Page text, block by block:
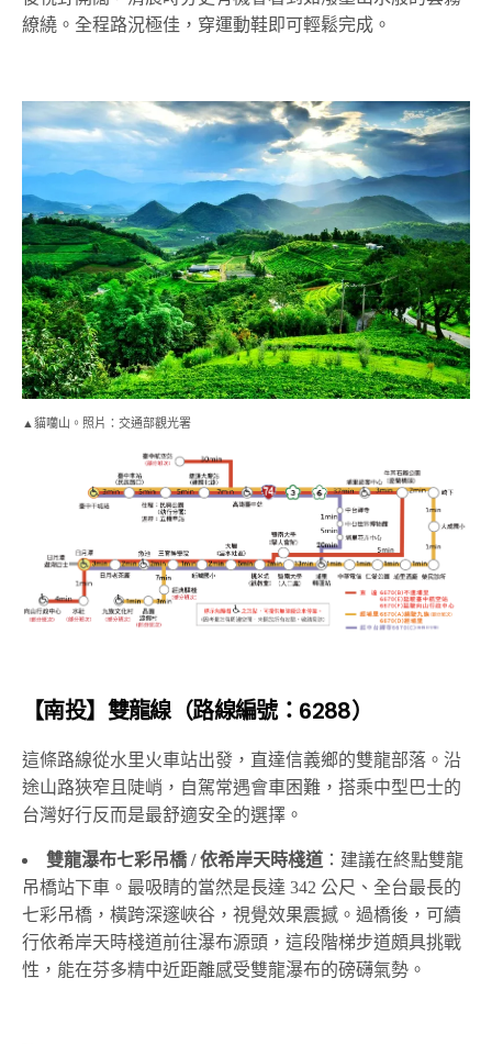
帶你探訪一座擁有國際級茶園景觀的小百岳，從高處俯瞰
不一樣的湖光山色。
可抵達茶業改良場旁的登山口。這條步道最迷人之處，在
於沿途種滿了阿薩姆紅茶與錫蘭橄欖樹，空氣中飄著淡淡
茶香。海拔 1020 公尺的貓囒山是日月潭四兄妹之一，登頂
後視野開闊，清晨時分更有機會看到如潑墨山水般的雲霧
繚繞。全程路況極佳，穿運動鞋即可輕鬆完成。
▲貓囒山。照片：交通部觀光署
【南投】雙龍線（路線編號：6288）
這條路線從水里火車站出發，直達信義鄉的雙龍部落。沿